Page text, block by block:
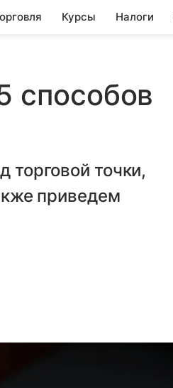
Курсы Налоги
способов
точки,
приведем